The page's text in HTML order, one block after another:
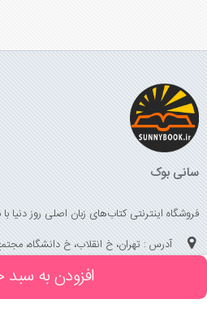
افزودن به سبد
سانی بوک
فروشگاه اینترنتی کتاب‌های زبان اصلی روز دنیا
آدرس : تهران، خ انقلاب، خ دانشگاه، مجتمع
تماس حاصل فرمایید)